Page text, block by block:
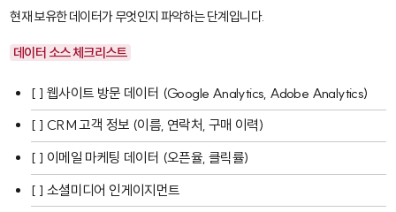
현재 보유한 데이터가 무엇인지 파악하는 단계입니다.
데이터 소스 체크리스트
[ ] 웹사이트 방문 데이터 (Google Analytics, Adobe Analytics)
[ ] CRM 고객 정보 (이름, 연락처, 구매 이력)
[ ] 이메일 마케팅 데이터 (오픈율, 클릭률)
[ ] 소셜미디어 인게이지먼트